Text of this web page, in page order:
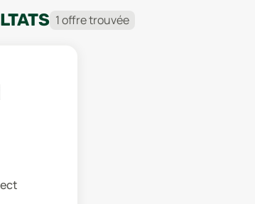
1offretrouvée